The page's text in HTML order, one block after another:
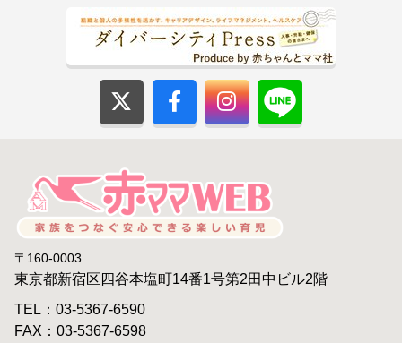
〒160-0003
東京都新宿区四谷本塩町14番1号第2田中ビル2階
TEL：03-5367-6590
FAX：03-5367-6598